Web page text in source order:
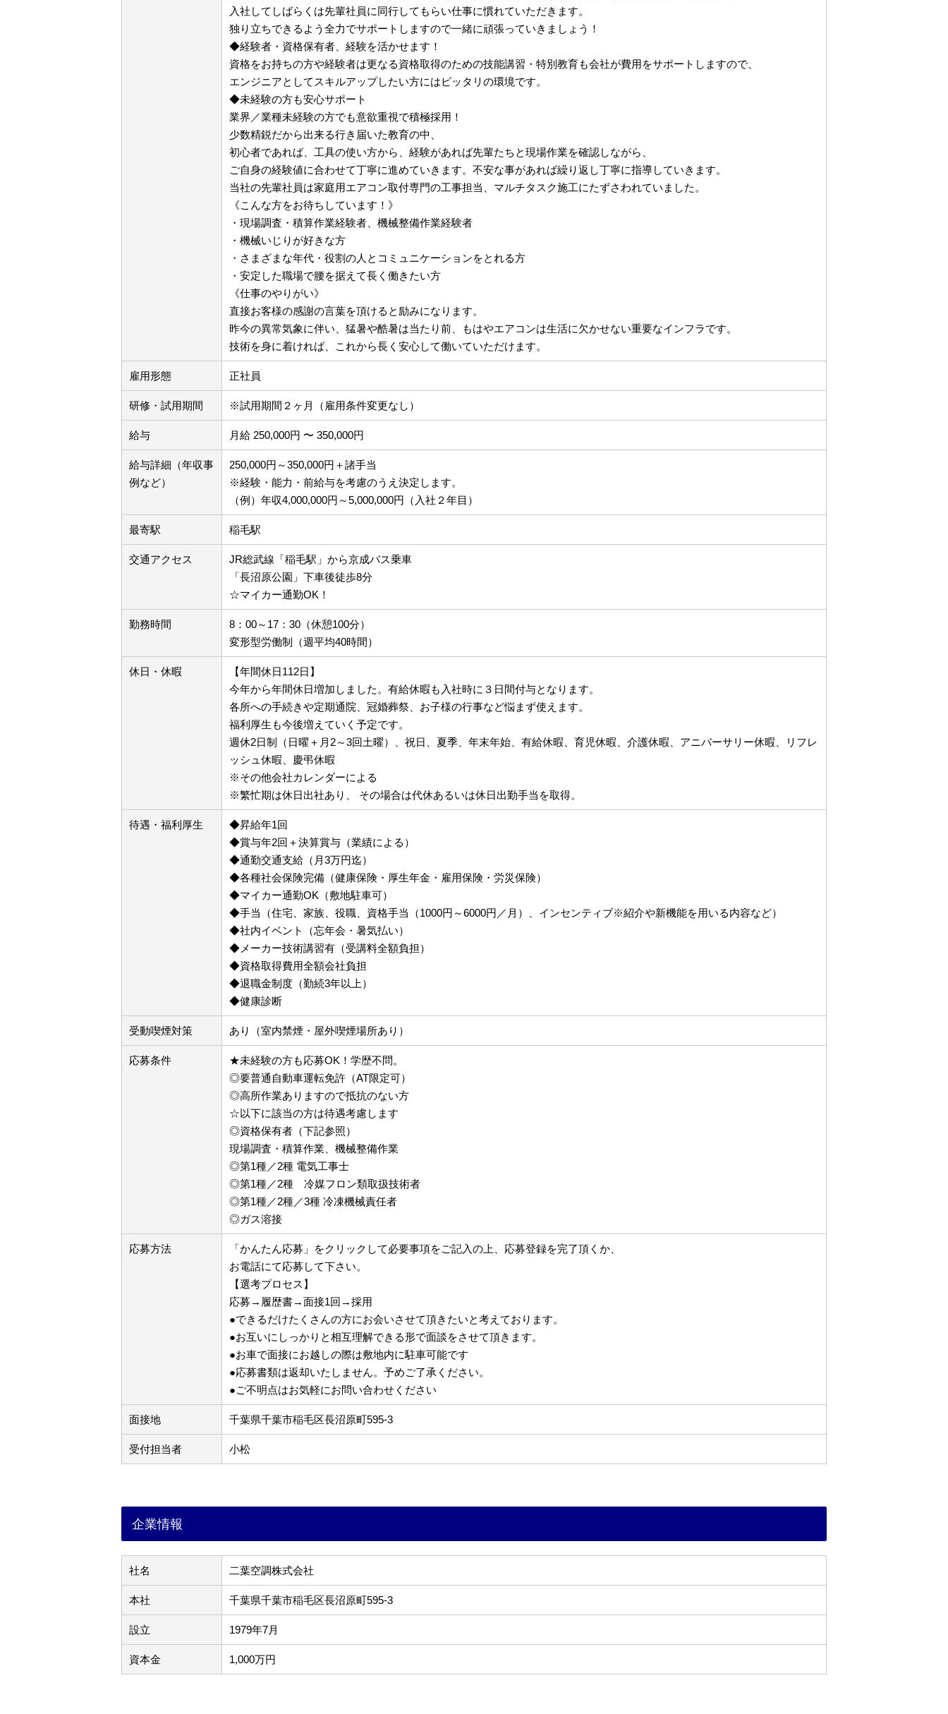
入社してしばらくは先輩社員に同行してもらい仕事に慣れていただきます。
独り立ちできるよう全力でサポートしますので一緒に頑張っていきましょう！
◆経験者・資格保有者、経験を活かせます！
資格をお持ちの方や経験者は更なる資格取得のための技能講習・特別教育も会社が費用をサポートしますので、
エンジニアとしてスキルアップしたい方にはピッタリの環境です。
◆未経験の方も安心サポート
業界／業種未経験の方でも意欲重視で積極採用！
少数精鋭だから出来る行き届いた教育の中、
初心者であれば、工具の使い方から、経験があれば先輩たちと現場作業を確認しながら、
ご自身の経験値に合わせて丁寧に進めていきます。不安な事があれば繰り返し丁寧に指導していきます。
当社の先輩社員は家庭用エアコン取付専門の工事担当、マルチタスク施工にたずさわれていました。
《こんな方をお待ちしています！》
・現場調査・積算作業経験者、機械整備作業経験者
・機械いじりが好きな方
・さまざまな年代・役割の人とコミュニケーションをとれる方
・安定した職場で腰を据えて長く働きたい方
《仕事のやりがい》
直接お客様の感謝の言葉を頂けると励みになります。
昨今の異常気象に伴い、猛暑や酷暑は当たり前、もはやエアコンは生活に欠かせない重要なインフラです。
技術を身に着ければ、これから長く安心して働いていただけます。
雇用形態 正社員
研修・試用期間 ※試用期間２ヶ月（雇用条件変更なし）
給与 月給 250,000円 〜 350,000円
給与詳細（年収事
例など）
250,000円～350,000円＋諸手当
※経験・能力・前給与を考慮のうえ決定します。
（例）年収4,000,000円～5,000,000円（入社２年目）
最寄駅 稲毛駅
交通アクセス
JR総武線「稲毛駅」から京成バス乗車
「長沼原公園」下車後徒歩8分
☆マイカー通勤OK！
勤務時間
8：00～17：30（休憩100分）
変形型労働制（週平均40時間）
休日・休暇
【年間休日112日】
今年から年間休日増加しました。有給休暇も入社時に３日間付与となります。
各所への手続きや定期通院、冠婚葬祭、お子様の行事など悩まず使えます。
福利厚生も今後増えていく予定です。
週休2日制（日曜＋月2～3回土曜）、祝日、夏季、年末年始、有給休暇、育児休暇、介護休暇、アニバーサリー休暇、リフレ
ッシュ休暇、慶弔休暇
※その他会社カレンダーによる
※繁忙期は休日出社あり、 その場合は代休あるいは休日出勤手当を取得。
待遇・福利厚生
◆昇給年1回
◆賞与年2回＋決算賞与（業績による）
◆通勤交通支給（月3万円迄）
◆各種社会保険完備（健康保険・厚生年金・雇用保険・労災保険）
◆マイカー通勤OK（敷地駐車可）
◆手当（住宅、家族、役職、資格手当（1000円～6000円／月）、インセンティブ※紹介や新機能を用いる内容など）
◆社内イベント（忘年会・暑気払い）
◆メーカー技術講習有（受講料全額負担）
◆資格取得費用全額会社負担
◆退職金制度（勤続3年以上）
◆健康診断
受動喫煙対策 あり（室内禁煙・屋外喫煙場所あり）
応募条件
★未経験の方も応募OK！学歴不問。
◎要普通自動車運転免許（AT限定可）
◎高所作業ありますので抵抗のない方
☆以下に該当の方は待遇考慮します
◎資格保有者（下記参照）
現場調査・積算作業、機械整備作業
◎第1種／2種 電気工事士
◎第1種／2種 冷媒フロン類取扱技術者
◎第1種／2種／3種 冷凍機械責任者
◎ガス溶接
応募方法
「かんたん応募」をクリックして必要事項をご記入の上、応募登録を完了頂くか、
お電話にて応募して下さい。
【選考プロセス】
応募→履歴書→面接1回→採用
●できるだけたくさんの方にお会いさせて頂きたいと考えております。
●お互いにしっかりと相互理解できる形で面談をさせて頂きます。
●お車で面接にお越しの際は敷地内に駐車可能です
●応募書類は返却いたしません。予めご了承ください。
●ご不明点はお気軽にお問い合わせください
面接地 千葉県千葉市稲毛区長沼原町595-3
受付担当者 小松
企業情報
社名 二葉空調株式会社
本社 千葉県千葉市稲毛区長沼原町595-3
設立 1979年7月
資本金 1,000万円